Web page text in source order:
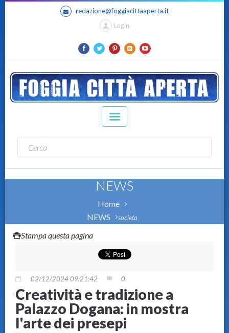
redazione@foggiacittaaperta.it
Login
NEWS
Home
NEWS
societa
Stampa questa pagina
02/12/2024 09:21:42 0
Creatività e tradizione a
Palazzo Dogana: in mostra
l'arte dei presepi